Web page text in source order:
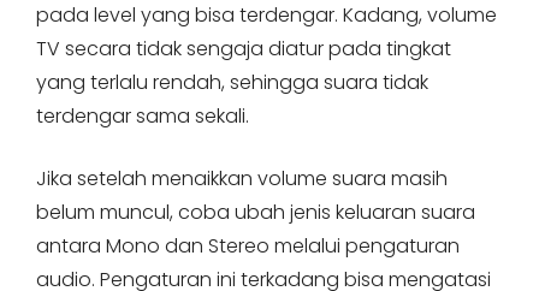
pada level yang bisa terdengar. Kadang, volume
TV secara tidak sengaja diatur pada tingkat
yang terlalu rendah, sehingga suara tidak
terdengar sama sekali.
Jika setelah menaikkan volume suara masih
belum muncul, coba ubah jenis keluaran suara
antara Mono dan Stereo melalui pengaturan
audio. Pengaturan ini terkadang bisa mengatasi